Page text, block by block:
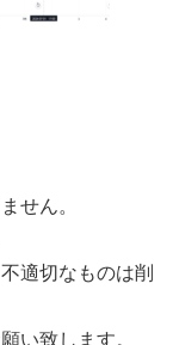
せん。
適切なものは削
い致します。